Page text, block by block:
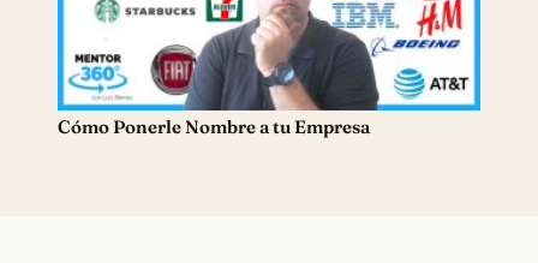
Cómo Ponerle Nombre a tu Empresa